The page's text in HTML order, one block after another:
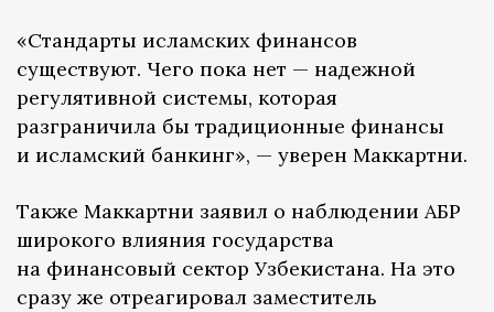
«Стандарты исламских финансов
существуют. Чего пока нет — надежной
регулятивной системы, которая
разграничила бы традиционные финансы
и исламский банкинг», — уверен Маккартни.
Также Маккартни заявил о наблюдении АБР
широкого влияния государства
на финансовый сектор Узбекистана. На это
сразу же отреагировал заместитель